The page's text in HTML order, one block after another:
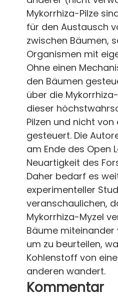
Mykorrhiza-Pilze
für den Austausch
zwischen Bäumen,
Organismen mit
Ohne einen
den Bäumen
über die
dieser
Pilzen und nicht von
gesteuert. Die
am Ende des Open
Neuartigkeit des
Daher bedarf es
experimenteller
veranschaulichen,
Mykorrhiza-Myzel
Bäume
um zu beurteilen,
Kohlenstoff von
anderen wandert.
Kommentar